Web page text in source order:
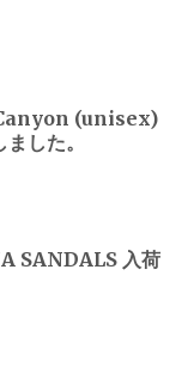
(unisex)
した。
SANDALS 入荷